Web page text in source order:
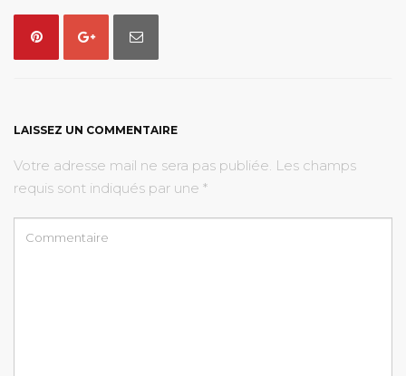
LAISSEZ UN COMMENTAIRE
Votre adresse mail ne sera pas publiée. Les champs
requis sont indiqués par une *